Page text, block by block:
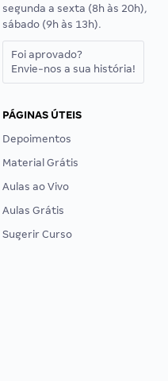
segunda a sexta (8h às 20h),
sábado (9h às 13h).
Foi aprovado?
Envie-nos a sua história!
PÁGINAS ÚTEIS
Depoimentos
Material Grátis
Aulas ao Vivo
Aulas Grátis
Sugerir Curso